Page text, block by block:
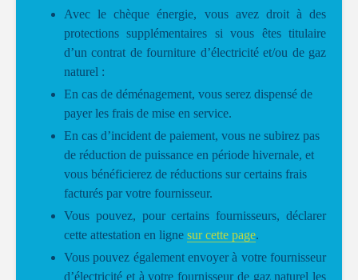
Avec le chèque énergie, vous avez droit à des
protections supplémentaires si vous êtes titulaire
d’un contrat de fourniture d’électricité et/ou de gaz
naturel :
En cas de déménagement, vous serez dispensé de
payer les frais de mise en service.
En cas d’incident de paiement, vous ne subirez pas
de réduction de puissance en période hivernale, et
vous bénéficierez de réductions sur certains frais
facturés par votre fournisseur.
Vous pouvez, pour certains fournisseurs, déclarer
cette attestation en ligne sur cette page.
Vous pouvez également envoyer à votre fournisseur
d’électricité et à votre fournisseur de gaz naturel les